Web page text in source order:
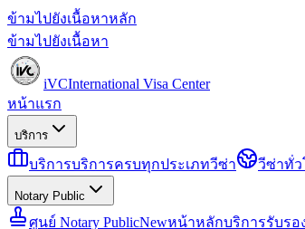
ข้ามไปยังเนื้อหาหลัก
ข้ามไปยังเนื้อหา
iVCInternational Visa Center
หน้าแรก
บริการ
บริการบริการครบทุกประเภทวีซ่า วีซ่าทั่ว
Notary Public
ศูนย์ Notary PublicNewหน้าหลักบริการรับรอ